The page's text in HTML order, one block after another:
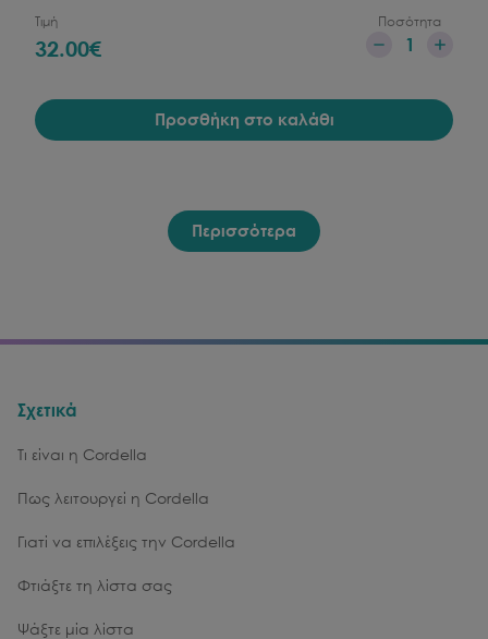
Τιμή
32.00€
Ποσότητα
1
Προσθήκη στο καλάθι
Περισσότερα
Σχετικά
Τι είναι η Cordella
Πως λειτουργεί η Cordella
Γιατί να επιλέξεις την Cordella
Φτιάξτε τη λίστα σας
Ψάξτε μία λίστα